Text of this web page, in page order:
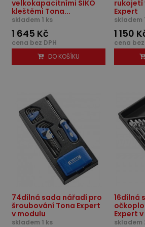
velkokapacitními SIKO
kleštěmi Tona...
skladem 1 ks
1 645 Kč
cena bez DPH
DO KOŠÍKU
rukojetí
Expert
skladem
1 150
cena bez
74dílná sada nářadí pro
šroubování Tona Expert
v modulu
skladem 1 ks
16dílná
Expert
skladem